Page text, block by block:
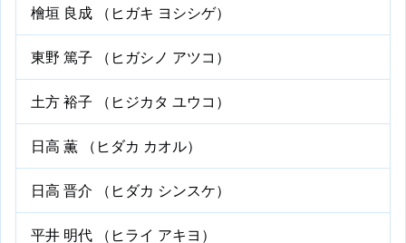
檜垣 良成 （ヒガキ ヨシシゲ）
東野 篤子 （ヒガシノ アツコ）
土方 裕子 （ヒジカタ ユウコ）
日高 薫 （ヒダカ カオル）
日高 晋介 （ヒダカ シンスケ）
平井 明代 （ヒライ アキヨ）